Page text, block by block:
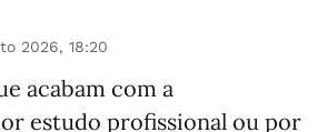
2026, 18:20
acabam com a
estudo profissional ou por